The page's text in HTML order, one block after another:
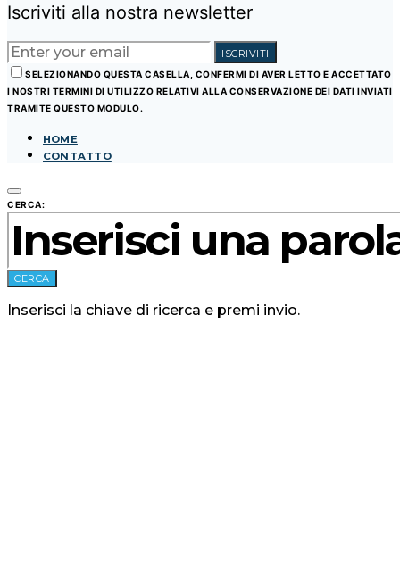
Iscriviti alla nostra newsletter
ISCRIVITI
SELEZIONANDO QUESTA CASELLA, CONFERMI DI AVER LETTO E ACCETTATO
I NOSTRI TERMINI DI UTILIZZO RELATIVI ALLA CONSERVAZIONE DEI DATI INVIATI
TRAMITE QUESTO MODULO.
HOME
CONTATTO
CERCA:
CERCA
Inserisci la chiave di ricerca e premi invio.